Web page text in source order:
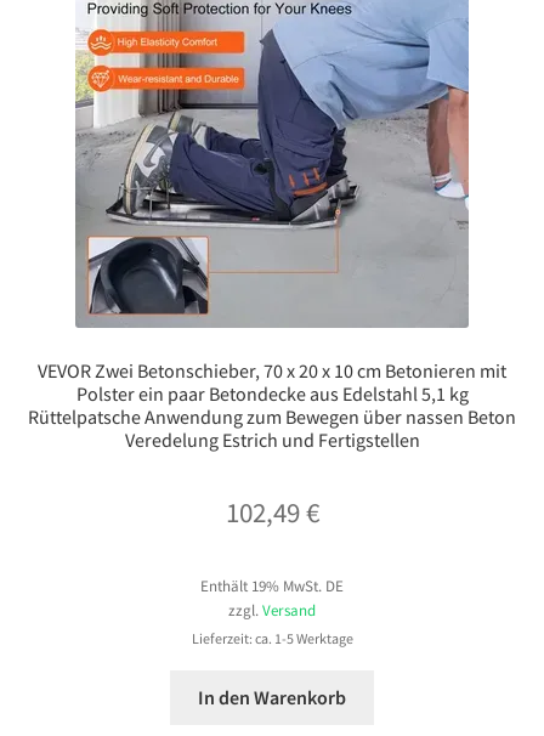
VEVOR Zwei Betonschieber, 70 x 20 x 10 cm Betonieren mit
Polster ein paar Betondecke aus Edelstahl 5,1 kg
Rüttelpatsche Anwendung zum Bewegen über nassen Beton
Veredelung Estrich und Fertigstellen
102,49€
Enthält 19% MwSt. DE
zzgl. Versand
Lieferzeit: ca. 1-5 Werktage
In den Warenkorb